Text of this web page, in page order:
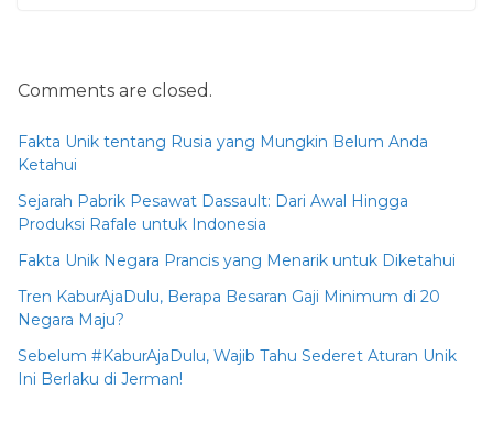
Comments are closed.
Fakta Unik tentang Rusia yang Mungkin Belum Anda
Ketahui
Sejarah Pabrik Pesawat Dassault: Dari Awal Hingga
Produksi Rafale untuk Indonesia
Fakta Unik Negara Prancis yang Menarik untuk Diketahui
Tren KaburAjaDulu, Berapa Besaran Gaji Minimum di 20
Negara Maju?
Sebelum #KaburAjaDulu, Wajib Tahu Sederet Aturan Unik
Ini Berlaku di Jerman!